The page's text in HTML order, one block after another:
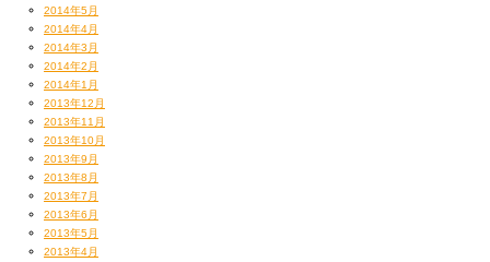
2014年5月
2014年4月
2014年3月
2014年2月
2014年1月
2013年12月
2013年11月
2013年10月
2013年9月
2013年8月
2013年7月
2013年6月
2013年5月
2013年4月